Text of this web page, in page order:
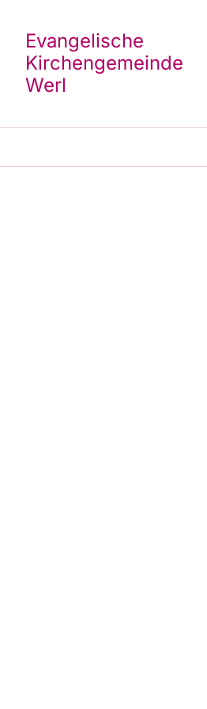
Evangelische
Kirchengemeinde
Werl